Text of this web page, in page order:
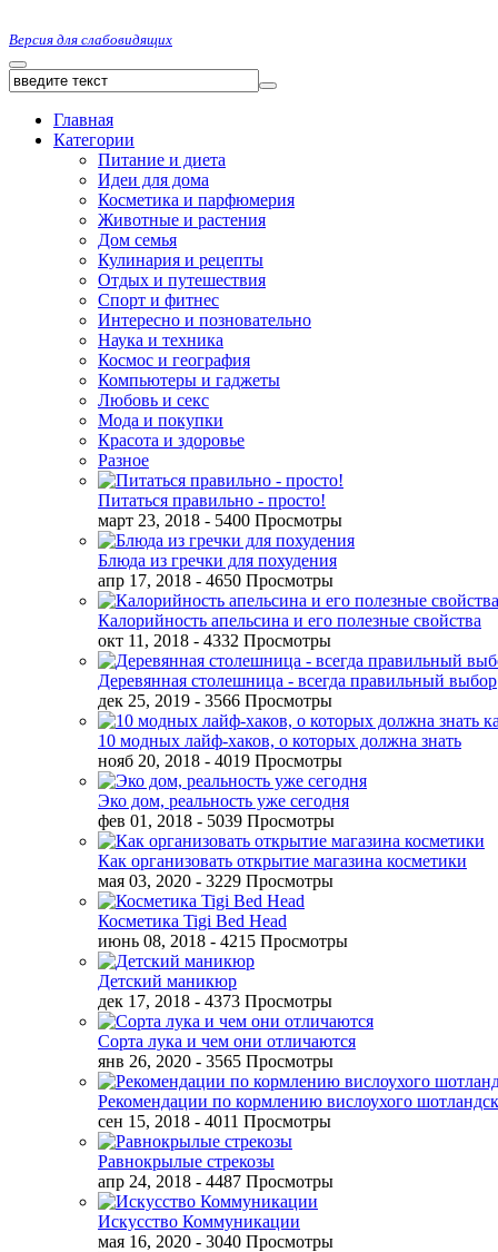
Версия для слабовидящих
Главная
Категории
Питание и диета
Идеи для дома
Косметика и парфюмерия
Животные и растения
Дом семья
Кулинария и рецепты
Отдых и путешествия
Спорт и фитнес
Интересно и позновательно
Наука и техника
Космос и география
Компьютеры и гаджеты
Любовь и секс
Мода и покупки
Красота и здоровье
Разное
Питаться правильно - просто!
март 23, 2018 - 5400 Просмотры
Блюда из гречки для похудения
апр 17, 2018 - 4650 Просмотры
Калорийность апельсина и его полезные свойства
окт 11, 2018 - 4332 Просмотры
Деревянная столешница - всегда правильный выбор
дек 25, 2019 - 3566 Просмотры
10 модных лайф-хаков, о которых должна знать
нояб 20, 2018 - 4019 Просмотры
Эко дом, реальность уже сегодня
фев 01, 2018 - 5039 Просмотры
Как организовать открытие магазина косметики
мая 03, 2020 - 3229 Просмотры
Косметика Tigi Bed Head
июнь 08, 2018 - 4215 Просмотры
Детский маникюр
дек 17, 2018 - 4373 Просмотры
Сорта лука и чем они отличаются
янв 26, 2020 - 3565 Просмотры
Рекомендации по кормлению вислоухого
сен 15, 2018 - 4011 Просмотры
Равнокрылые стрекозы
апр 24, 2018 - 4487 Просмотры
Искусство Коммуникации
мая 16, 2020 - 3040 Просмотры